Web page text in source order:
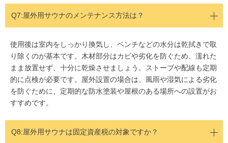
Q7:屋外用サウナのメンテナンス方法は？
使用後は室内をしっかり換気し、ベンチなどの水分は乾拭きで取
り除くのが基本です。木材部分はカビや劣化を防ぐため、濡れた
まま放置せず、十分に乾燥させましょう。ストーブや配線も定期
的に点検が必要です。屋外設置の場合は、風雨や湿気による劣化
を防ぐために、定期的な防水塗装や屋根のある場所への設置がお
すすめです。
Q8:屋外用サウナは固定資産税の対象ですか？